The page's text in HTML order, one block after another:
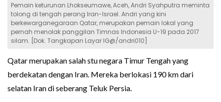
Pemain keturunan Lhokseumawe, Aceh, Andri Syahputra meminta
tolong di tengah perang Iran-Israel. Andri yang kini
berkewarganegaraan Qatar, merupakan pemain lokal yang
pernah menolak panggilan Timnas Indonesia U-19 pada 2017
silam. [Dok. Tangkapan Layar IG@/andri010]
Qatar merupakan salah stu negara Timur Tengah yang
berdekatan dengan Iran. Mereka berlokasi 190 km dari
selatan Iran di seberang Teluk Persia.